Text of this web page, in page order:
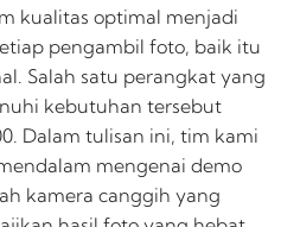
kualitas optimal menjadi
pengambil foto, baik itu
Salah satu perangkat yang
kebutuhan tersebut
Dalam tulisan ini, tim kami
mengenai demo
kamera canggih yang